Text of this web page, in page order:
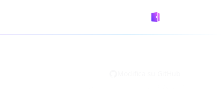
Logto